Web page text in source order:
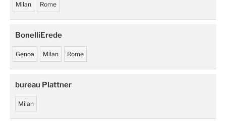
Milan Rome
BonelliErede
Genoa Milan Rome
bureau Plattner
Milan